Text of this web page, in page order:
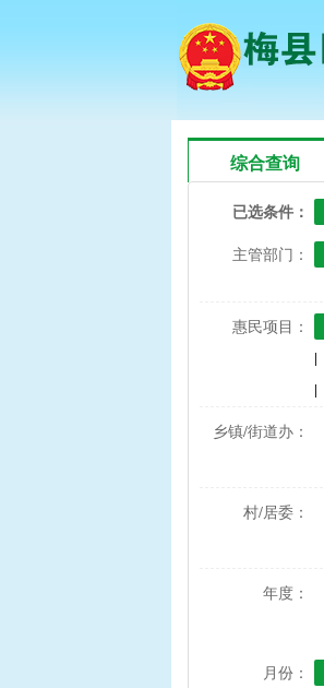
综合查询
已选条件：
主管部门：
惠民项目：
|
|
乡镇/街道办：
村/居委：
年度：
月份：